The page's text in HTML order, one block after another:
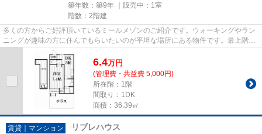
築年数：築9年 ｜販売中： 1室
階数：2階建
多くの方からご好評頂いているミールメゾンのご紹介です。ウォーキングやラン
ニングが趣味の方に住んでもらいたいのが平坦な場所にある物件です。最上階の
物件です。こちらの物件は築6...
6.4万円
(管理費・共益費 5,000円)
所在階：1階
間取り：1DK
面積：36.39㎡
賃貸｜マンション リブレハウス